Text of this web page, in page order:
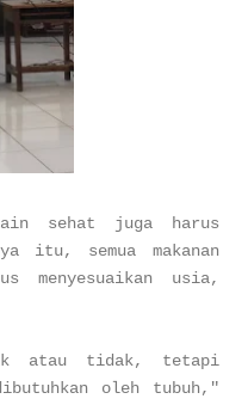
sehat juga harus
itu, semua makanan
menyesuaikan usia,
atau tidak, tetapi
oleh tubuh,"